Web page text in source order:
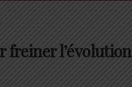
freiner l’évolution